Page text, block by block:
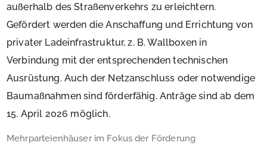
außerhalb des Straßenverkehrs zu erleichtern.
Gefördert werden die Anschaffung und Errichtung von
privater Ladeinfrastruktur, z. B. Wallboxen in
Verbindung mit der entsprechenden technischen
Ausrüstung. Auch der Netzanschluss oder notwendige
Baumaßnahmen sind förderfähig. Anträge sind ab dem
15. April 2026 möglich.
Mehrparteienhäuser im Fokus der Förderung